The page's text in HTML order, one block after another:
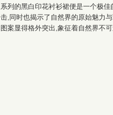
系列的黑白印花衬衫裙便是一个极
击,同时也揭示了自然界的原始魅力
图案显得格外突出,象征着自然界不可